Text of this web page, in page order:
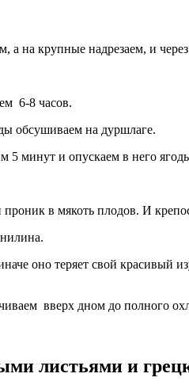
крупные надрезаем, и через
6-8 часов.
обсушиваем на дуршлаге.
минут и опускаем в него
в мякоть плодов. И
оно теряет свой красивый
вверх дном до полного
листьями и